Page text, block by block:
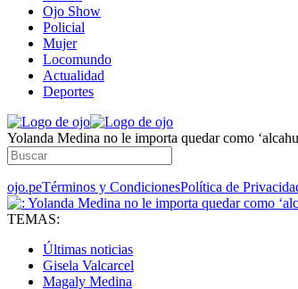
Ojo Show
Policial
Mujer
Locomundo
Actualidad
Deportes
Yolanda Medina no le importa quedar como
ojo.peTérminos y CondicionesPolítica de
TEMAS:
Últimas noticias
Gisela Valcarcel
Magaly Medina